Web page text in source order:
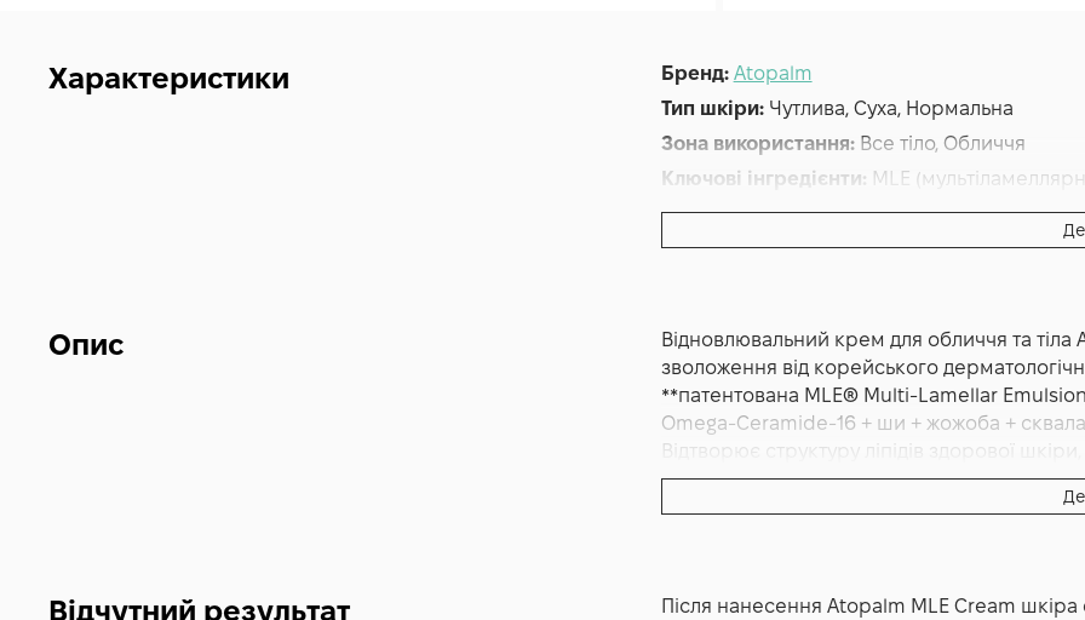
Характеристики Бренд: Atopalm
Тип шкіри: Чутлива, Суха, Нормальна
Зона використання: Все тіло, Обличчя
Ключові інгредієнти: MLE
Основна дія:Відновлення,
Форма випуску:Крем
Опис
Відновлювальний крем для обличчя та
зволоження від корейського
**патентована MLE® Multi-Lamellar
Omega-Ceramide-16 + ши + жожоба +
Відтворює структуру ліпідів здорової
атопічних проявів шкіри. Корейський
Відчутний результат
Після нанесення Atopalm MLE Cream шкіра